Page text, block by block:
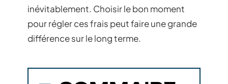
inévitablement. Choisir le bon moment
pour régler ces frais peut faire une grande
différence sur le long terme.